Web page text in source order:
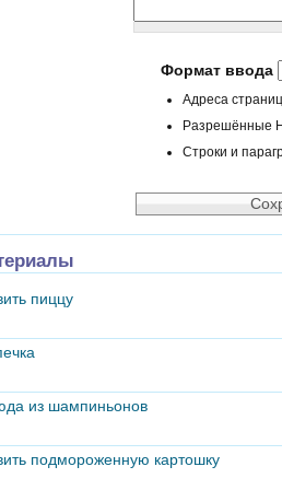
Формат ввода
Адреса
Разрешённые
Строки и
пиццу
из шампиньонов
подмороженную картошку